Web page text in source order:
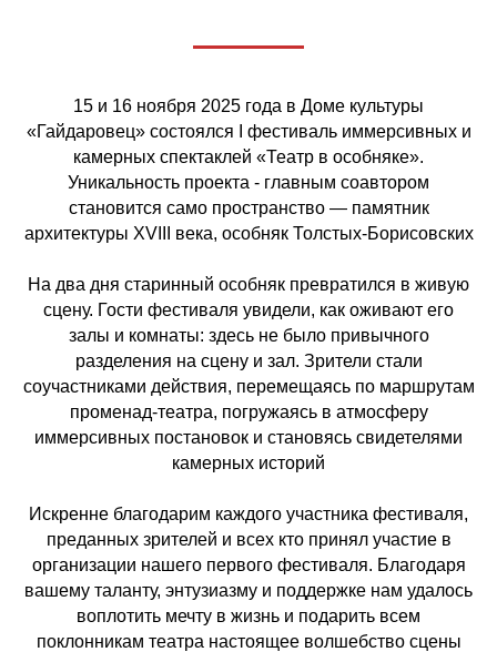
15 и 16 ноября 2025 года в Доме культуры
«Гайдаровец» состоялся I фестиваль иммерсивных и
камерных спектаклей «Театр в особняке».
Уникальность проекта - главным соавтором
становится само пространство — памятник
архитектуры XVIII века, особняк Толстых-Борисовских
На два дня старинный особняк превратился в живую
сцену. Гости фестиваля увидели, как оживают его
залы и комнаты: здесь не было привычного
разделения на сцену и зал. Зрители стали
соучастниками действия, перемещаясь по маршрутам
променад-театра, погружаясь в атмосферу
иммерсивных постановок и становясь свидетелями
камерных историй
Искренне благодарим каждого участника фестиваля,
преданных зрителей и всех кто принял участие в
организации нашего первого фестиваля. Благодаря
вашему таланту, энтузиазму и поддержке нам удалось
воплотить мечту в жизнь и подарить всем
поклонникам театра настоящее волшебство сцены